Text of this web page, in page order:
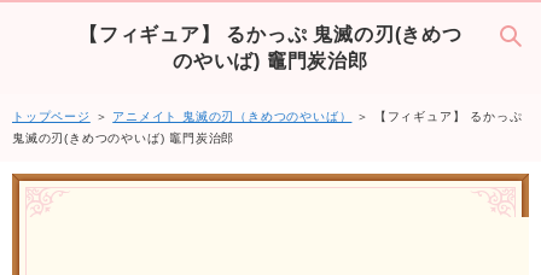
【フィギュア】 るかっぷ 鬼滅の刃(きめつ
のやいば) 竈門炭治郎
トップページ ＞ アニメイト 鬼滅の刃（きめつのやいば）
＞ 【フィギュア】 るかっぷ
鬼滅の刃(きめつのやいば) 竈門炭治郎